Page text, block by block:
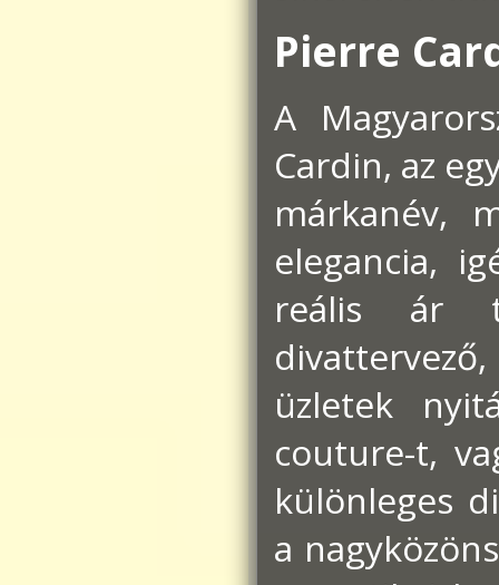
Pierre
A
Cardin, az
márkanév,
elegancia,
reális ár
üzletek
couture-t,
különleges
a